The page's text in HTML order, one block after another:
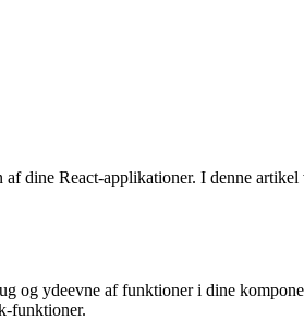
dine React-applikationer. I denne
og ydeevne af funktioner i dine
funktioner.